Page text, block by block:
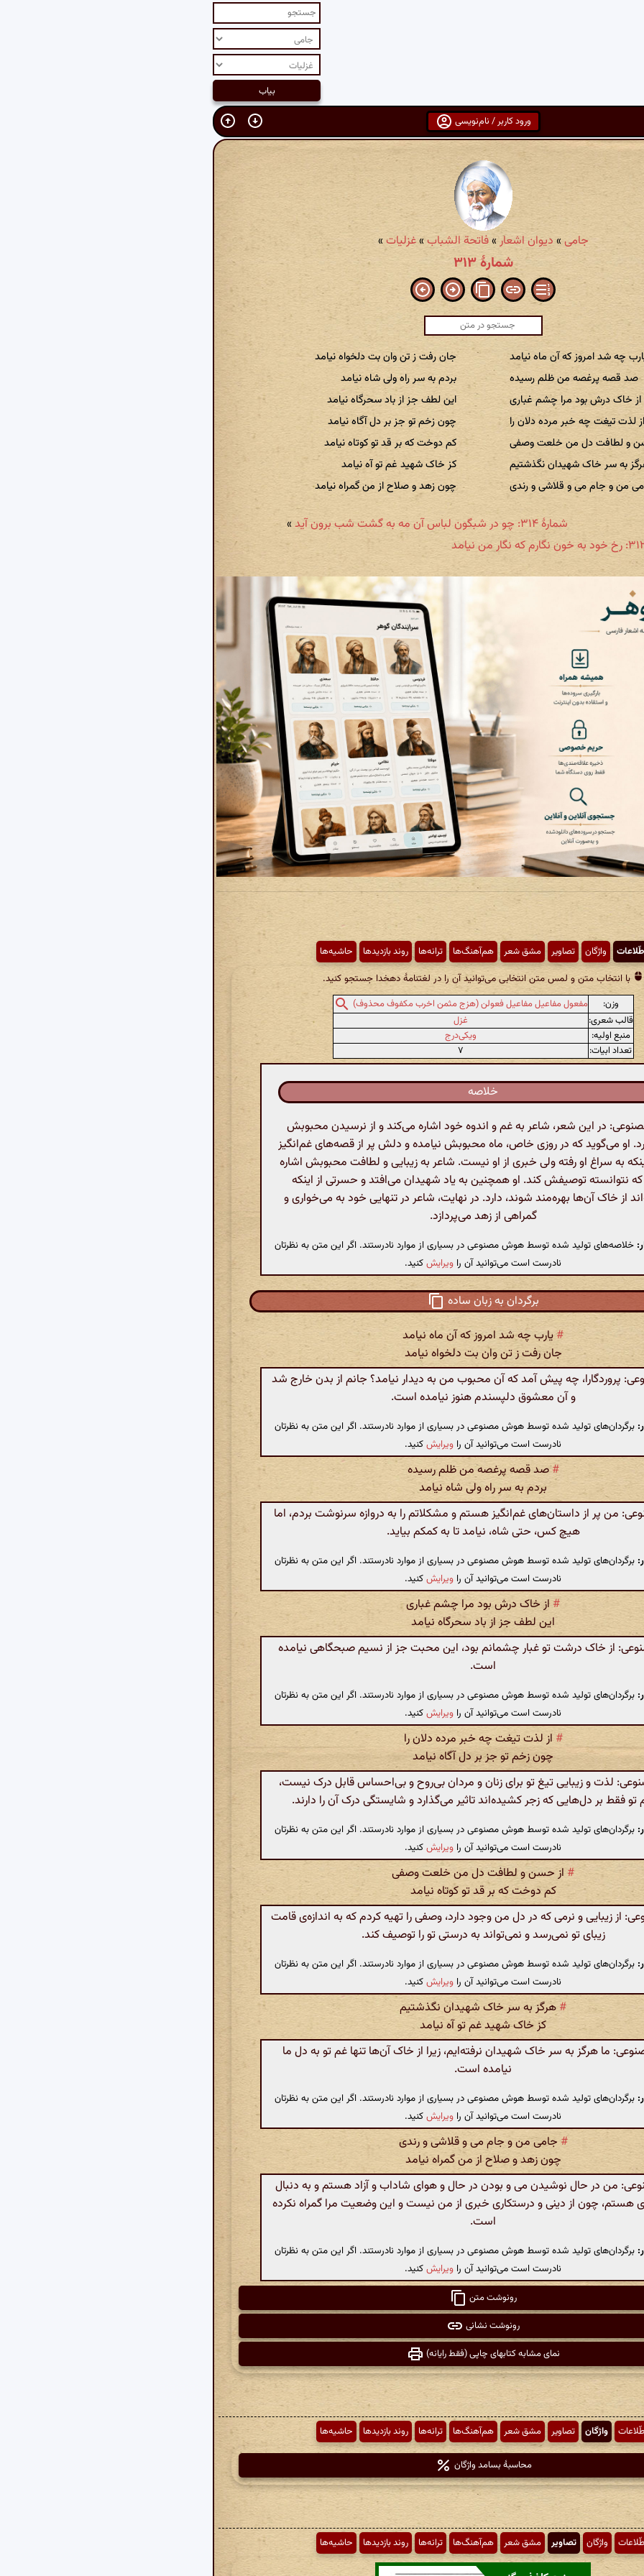
ورود کاربر / نام‌نویسی
جامی» دیوان اشعار»فاتحة الشباب»غزلیات»
شمارهٔ ۳۱۳
چه شد امروز که آن ماه نیامد
جان رفت ز تن وان بت دلخواه نیامد
صد قصه پرغصه من ظلم رسیده
بردم به سر راه ولی شاه نیامد
از خاک درش بود مرا چشم غباری
این لطف جز از باد سحرگاه نیامد
لذت تیغت چه خبر مرده دلان را
چون زخم تو جز بر دل آگاه نیامد
و لطافت دل من خلعت وصفی
کم دوخت که بر قد تو کوتاه نیامد
به سر خاک شهیدان نگذشتیم
کز خاک شهید غم تو آه نیامد
من و جام می و قلاشی و رندی
چون زهد و صلاح از من گمراه نیامد
شمارهٔ ۳۱۴: چو در شبگون لباس آن مه به گشت شب برون آید »
واژگان تصاویر مشق شعر هم‌آهنگ‌ها ترانه‌ها روند بازدیدها حاشیه‌ها
با انتخاب متن و لمس متن انتخابی می‌توانید آن را در لغتنامهٔ دهخدا جستجو کنید.
وزن:
مفعول مفاعیل مفاعیل فعولن (هزج مثمن اخرب مکفوف محذوف)
قالب شعری:
غزل
منبع اولیه:
ویکی‌درج
تعداد ابیات:
۷
خلاصه
در این شعر، شاعر به غم و اندوه خود اشاره می‌کند و از نرسیدن محبوبش
او می‌گوید که در روزی خاص، ماه محبوبش نیامده و دلش پر از قصه‌های غم‌انگیز
به سراغ او رفته ولی خبری از او نیست. شاعر به زیبایی و لطافت محبوبش اشاره
نتوانسته توصیفش کند. او همچنین به یاد شهیدان می‌افتد و حسرتی از اینکه
از خاک آن‌ها بهره‌مند شوند، دارد. در نهایت، شاعر در تنهایی خود به می‌خواری و
گمراهی از زهد می‌پردازد.
خلاصه‌های تولید شده توسط هوش مصنوعی در بسیاری از موارد نادرستند. اگر این متن به نظرتان
نادرست است می‌توانید آن را ویرایشکنید.
برگردان به زبان ساده
#یارب چه شد امروز که آن ماه نیامد
جان رفت ز تن وان بت دلخواه نیامد
پروردگارا، چه پیش آمد که آن محبوب من به دیدار نیامد؟ جانم از بدن خارج شد
و آن معشوق دلپسندم هنوز نیامده است.
برگردان‌های تولید شده توسط هوش مصنوعی در بسیاری از موارد نادرستند. اگر این متن به نظرتان
نادرست است می‌توانید آن را ویرایشکنید.
#صد قصه پرغصه من ظلم رسیده
بردم به سر راه ولی شاه نیامد
من پر از داستان‌های غم‌انگیز هستم و مشکلاتم را به دروازه سرنوشت بردم، اما
هیچ کس، حتی شاه، نیامد تا به کمکم بیاید.
برگردان‌های تولید شده توسط هوش مصنوعی در بسیاری از موارد نادرستند. اگر این متن به نظرتان
نادرست است می‌توانید آن را ویرایشکنید.
# از خاک درش بود مرا چشم غباری
این لطف جز از باد سحرگاه نیامد
از خاک درشت تو غبار چشمانم بود، این محبت جز از نسیم صبحگاهی نیامده
است.
برگردان‌های تولید شده توسط هوش مصنوعی در بسیاری از موارد نادرستند. اگر این متن به نظرتان
نادرست است می‌توانید آن را ویرایشکنید.
# از لذت تیغت چه خبر مرده دلان را
چون زخم تو جز بر دل آگاه نیامد
لذت و زیبایی تیغ تو برای زنان و مردان بی‌روح و بی‌احساس قابل درک نیست،
تو فقط بر دل‌هایی که زجر کشیده‌اند تاثیر می‌گذارد و شایستگی درک آن را دارند.
برگردان‌های تولید شده توسط هوش مصنوعی در بسیاری از موارد نادرستند. اگر این متن به نظرتان
نادرست است می‌توانید آن را ویرایشکنید.
# از حسن و لطافت دل من خلعت وصفی
کم دوخت که بر قد تو کوتاه نیامد
از زیبایی و نرمی که در دل من وجود دارد، وصفی را تهیه کردم که به اندازه‌ی قامت
زیبای تو نمی‌رسد و نمی‌تواند به درستی تو را توصیف کند.
برگردان‌های تولید شده توسط هوش مصنوعی در بسیاری از موارد نادرستند. اگر این متن به نظرتان
نادرست است می‌توانید آن را ویرایشکنید.
# هرگز به سر خاک شهیدان نگذشتیم
کز خاک شهید غم تو آه نیامد
ما هرگز به سر خاک شهیدان نرفته‌ایم، زیرا از خاک آن‌ها تنها غم تو به دل ما
نیامده است.
برگردان‌های تولید شده توسط هوش مصنوعی در بسیاری از موارد نادرستند. اگر این متن به نظرتان
نادرست است می‌توانید آن را ویرایشکنید.
# جامی من و جام می و قلاشی و رندی
چون زهد و صلاح از من گمراه نیامد
من در حال نوشیدن می و بودن در حال و هوای شاداب و آزاد هستم و به دنبال
هستم، چون از دینی و درستکاری خبری از من نیست و این وضعیت مرا گمراه نکرده
است.
برگردان‌های تولید شده توسط هوش مصنوعی در بسیاری از موارد نادرستند. اگر این متن به نظرتان
نادرست است می‌توانید آن را ویرایشکنید.
رونوشت متن
رونوشت نشانی
نمای مشابه کتابهای چاپی (فقط رایانه)
واژگان تصاویر مشق شعر هم‌آهنگ‌ها ترانه‌ها روند بازدیدها حاشیه‌ها
محاسبهٔ بسامد واژگان
واژگان تصاویر مشق شعر هم‌آهنگ‌ها ترانه‌ها روند بازدیدها حاشیه‌ها